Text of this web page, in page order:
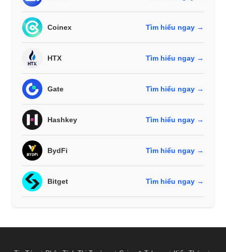
Coinex Tìm hiểu ngay →
HTX Tìm hiểu ngay →
Gate Tìm hiểu ngay →
Hashkey Tìm hiểu ngay →
BydFi Tìm hiểu ngay →
Bitget Tìm hiểu ngay →